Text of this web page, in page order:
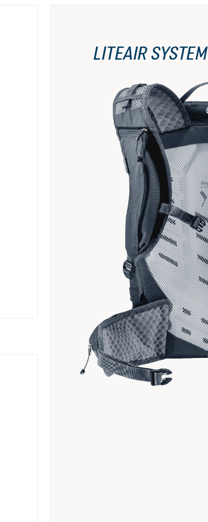
LITEAIR SYSTEM